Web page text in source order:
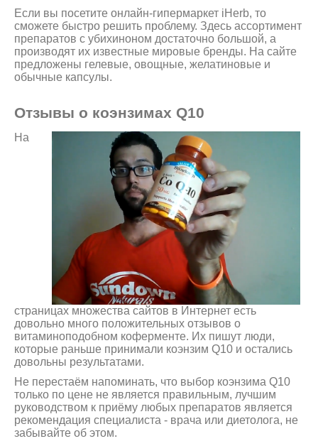
Если вы посетите онлайн-гипермаркет iHerb, то
сможете быстро решить проблему. Здесь ассортимент
препаратов с убихиноном достаточно большой, а
производят их известные мировые бренды. На сайте
предложены гелевые, овощные, желатиновые и
обычные капсулы.
Отзывы о коэнзимах Q10
На
страницах множества сайтов в Интернет есть
довольно много положительных отзывов о
витаминоподобном коферменте. Их пишут люди,
которые раньше принимали коэнзим Q10 и остались
довольны результатами.
Не перестаём напоминать, что выбор коэнзима Q10
только по цене не является правильным, лучшим
руководством к приёму любых препаратов является
рекомендация специалиста - врача или диетолога, не
забывайте об этом.